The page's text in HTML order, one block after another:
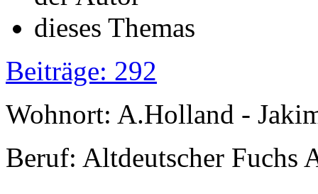
Beiträge: 292
Wohnort: A.Holland -
Beruf: Altdeutscher Fuchs